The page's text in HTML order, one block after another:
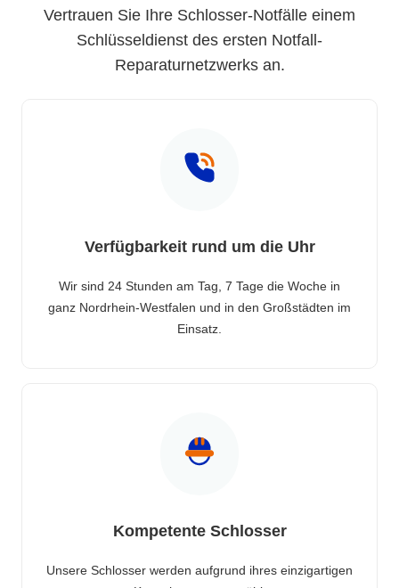
Vertrauen Sie Ihre Schlosser-Notfälle einem
Schlüsseldienst des ersten Notfall-
Reparaturnetzwerks an.
Verfügbarkeit rund um die Uhr
Wir sind 24 Stunden am Tag, 7 Tage die Woche in
ganz Nordrhein-Westfalen und in den Großstädten im
Einsatz.
Kompetente Schlosser
Unsere Schlosser werden aufgrund ihres einzigartigen